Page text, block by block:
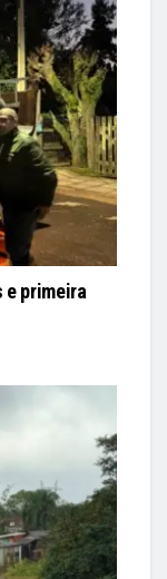
e primeira